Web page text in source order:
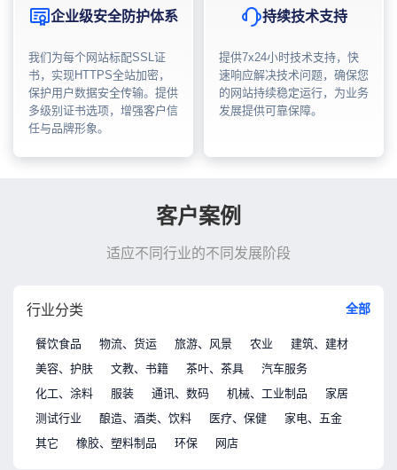
企业级安全防护体系
我们为每个网站标配SSL证
书，实现HTTPS全站加密，
保护用户数据安全传输。提供
多级别证书选项，增强客户信
任与品牌形象。
持续技术支持
提供7x24小时技术支持，快
速响应解决技术问题，确保您
的网站持续稳定运行，为业务
发展提供可靠保障。
客户案例
适应不同行业的不同发展阶段
行业分类 全部
餐饮食品 物流、货运 旅游、风景 农业
建筑、建材
美容、护肤
文教、书籍 茶叶、茶具
汽车服务
化工、涂料
服装 通讯、数码 机械、工业制品
家居
测试行业
酿造、酒类、饮料 医疗、保健
家电、五金
其它
橡胶、塑料制品 环保 网店